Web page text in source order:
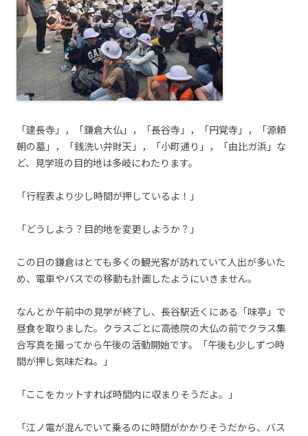
「建長寺」，「鎌倉大仏」，「長谷寺」，「円覚寺」，「源頼
朝の墓」，「銭洗い弁財天」，「小町通り」，「由比ガ浜」な
ど、見学班の目的地は多岐にわたります。
「行程表より少し時間が押しているよ！」
「どうしよう？目的地を変更しようか？」
この日の鎌倉はとても多くの観光客が訪れていて人出が多いた
め、電車やバスでの移動も計画したようにいきません。
なんとか午前中の見学が終了し、長谷駅近くにある「味亭」で
昼食を取りました。クラスごとに高徳院の大仏の前でクラス集
合写真を撮ってから午後の活動開始です。「午後も少しずつ時
間が押し気味だね。」
「ここをカットすれば時間内に収まりそうだよ。」
「江ノ電が混んでいて乗るのに時間がかかりそうだから、バス